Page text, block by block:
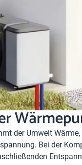
der Umwelt
Bei der